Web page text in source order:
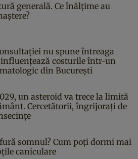
generală. Ce înălțime au
nu spune întreaga
influențează costurile într-un
din București
un asteroid va trece la limită
Cercetătorii, îngrijorați de
somnul? Cum poți dormi mai
caniculare